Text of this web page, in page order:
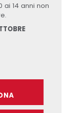
ai 14 anni non